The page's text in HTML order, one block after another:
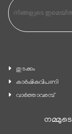
തുടക്കം
കാ‍ർഷികവിപണി
വാര്‍ത്താവരമ്പ്